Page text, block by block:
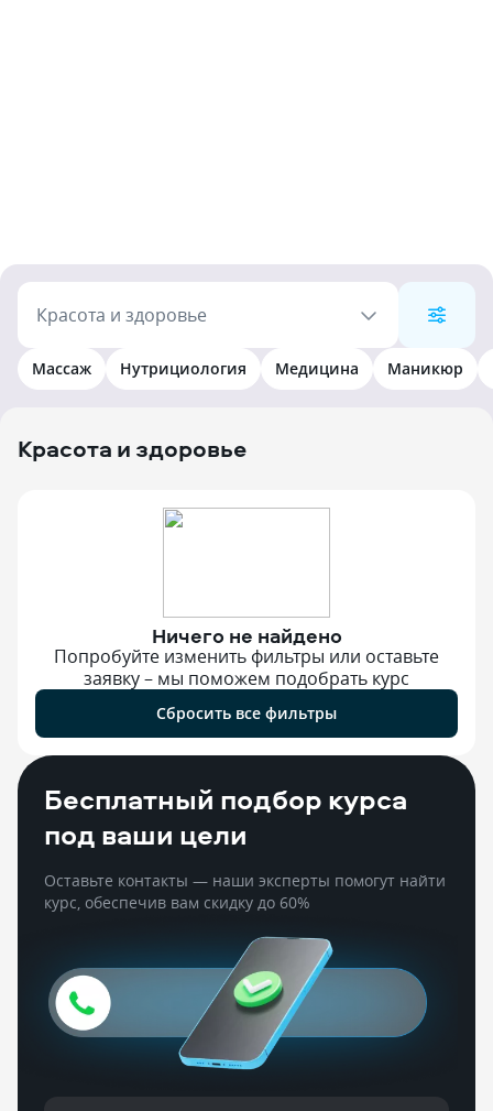
Красота и здоровье
Массаж Нутрициология Медицина Маникюр
Красота и здоровье
Ничего не найдено
Попробуйте изменить фильтры или оставьте
заявку – мы поможем подобрать курс
Сбросить все фильтры
Бесплатный подбор курса
под ваши цели
Оставьте контакты — наши эксперты помогут найти
курс, обеспечив вам скидку до 60%